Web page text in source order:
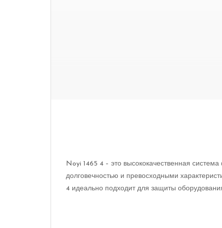
Noyi 1465 4 – это высококачественная
долговечностью и превосходными
4 идеально подходит для защиты